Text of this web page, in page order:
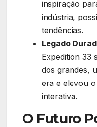
inspiração
indústria,
tendências.
Legado
Expedition 33
dos grandes,
era e elevou
interativa.
O Futuro